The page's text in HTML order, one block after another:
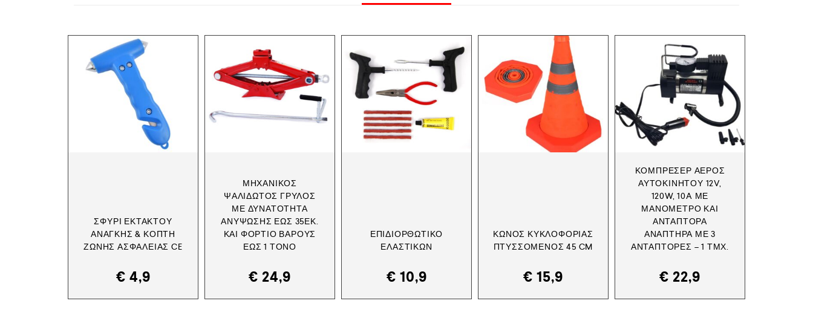
ΣΦΥΡΊ ΕΚΤΆΚΤΟΥ
ΑΝΆΓΚΗΣ & ΚΌΠΤΗ
ΖΏΝΗΣ ΑΣΦΑΛΕΊΑΣ CE
€ 4,9
ΜΗΧΑΝΙΚΌΣ
ΨΑΛΙΔΩΤΌΣ ΓΡΎΛΟΣ
ΜΕ ΔΥΝΑΤΌΤΗΤΑ
ΑΝΎΨΩΣΗΣ ΈΩΣ 35ΕΚ.
ΚΑΙ ΦΟΡΤΊΟ ΒΆΡΟΥΣ
ΈΩΣ 1 ΤΌΝΟ
€ 24,9
ΕΠΙΔΙΟΡΘΩΤΙΚΌ
ΕΛΑΣΤΙΚΏΝ
€ 10,9
ΚΏΝΟΣ ΚΥΚΛΟΦΟΡΊΑΣ
ΠΤΥΣΣΌΜΕΝΟΣ 45 CM
€ 15,9
ΚΟΜΠΡΕΣΈΡ ΑΈΡΟΣ
ΑΥΤΟΚΙΝΉΤΟΥ 12V,
120W, 10A ΜΕ
ΜΑΝΌΜΕΤΡΟ ΚΑΙ
ΑΝΤΆΠΤΟΡΑ
ΑΝΑΠΤΉΡΑ ΜΕ 3
ΑΝΤΆΠΤΟΡΕΣ – 1 ΤΜΧ.
€ 22,9